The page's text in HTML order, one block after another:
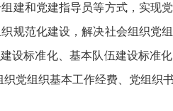
建和党建指导员等方式，实现
规范化建设，解决社会组织党
设标准化、基本队伍建设标准
党组织基本工作经费、党组织